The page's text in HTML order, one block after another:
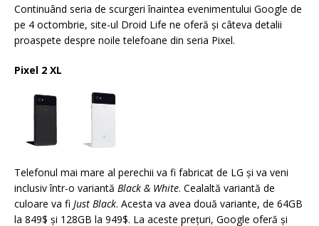
Continuând seria de scurgeri înaintea evenimentului Google de
pe 4 octombrie, site-ul Droid Life ne oferă şi câteva detalii
proaspete despre noile telefoane din seria Pixel.
Pixel 2 XL
Telefonul mai mare al perechii va fi fabricat de LG şi va veni
inclusiv într-o variantă Black & White. Cealaltă variantă de
culoare va fi Just Black. Acesta va avea două variante, de 64GB
la 849$ şi 128GB la 949$. La aceste preţuri, Google oferă şi